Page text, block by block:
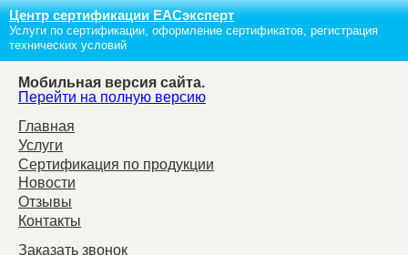
Центр сертификации ЕАСэксперт
Услуги по сертификации, оформление сертификатов, регистрация
технических условий
Мобильная версия сайта.
Перейти на полную версию
Главная
Услуги
Сертификация по продукции
Новости
Отзывы
Контакты
Заказать звонок